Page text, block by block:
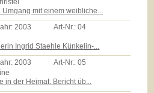
mit einem weibliche...
2003 Art-Nr.:04
Ingrid Staehle Künkelin-...
2003 Art-Nr.:05
in der Heimat. Bericht üb...